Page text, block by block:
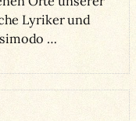
Lyriker und
…